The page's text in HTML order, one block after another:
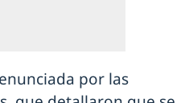
por las